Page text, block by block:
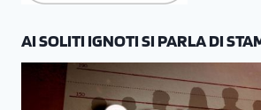
AI SOLITI IGNOTI SI PARLA DI